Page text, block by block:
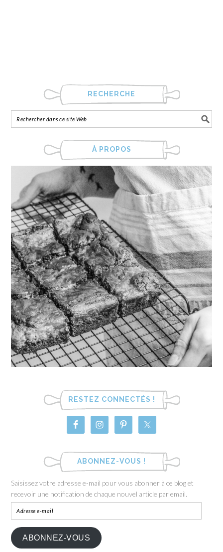
RECHERCHE
À PROPOS
RESTEZ CONNECTÉS !
ABONNEZ-VOUS !
Saisissez votre adresse e-mail pour vous abonner à ce blog et
recevoir une notification de chaque nouvel article par email.
ABONNEZ-VOUS